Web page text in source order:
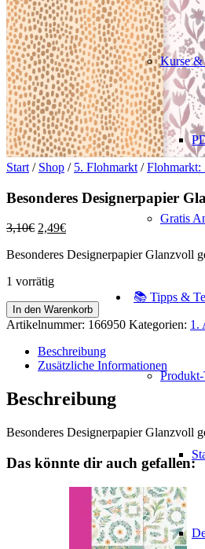
Kurse &
Gratis
📚 Tipps &
Start / Shop / 5. Flohmarkt /Flohmarkt:
Besonderes Designerpapier
3,10€ Ursprünglicher
war:
2,49€Aktueller
ist:
Besonderes Designerpapier Glanzvoll
1 vorrätig
Besonderes
Designerpapier
gemustert
Menge
In den Warenkorb
Artikelnummer: 166950 Kategorien: 1.
Beschreibung
Zusätzliche Informationen
Beschreibung
Besonderes Designerpapier Glanzvoll
Das könnte dir auch gefallen: